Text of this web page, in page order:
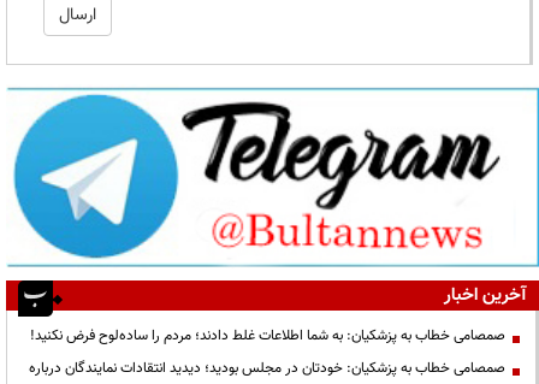
آخرین اخبار
صمصامی خطاب به پزشکیان: به شما اطلاعات غلط دادند؛ مردم را ساده‌لوح فرض نکنید!
صمصامی خطاب به پزشکیان: خودتان در مجلس بودید؛ دیدید انتقادات نمایندگان درباره